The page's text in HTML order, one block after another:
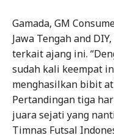
Gamada, GM
Jawa Tengah and
terkait ajang ini.
sudah kali keempat
menghasilkan bibit
Pertandingan tiga
juara sejati yang
Timnas Futsal